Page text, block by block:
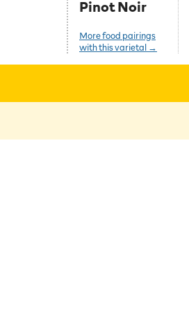
Pinot Noir
More food pairings
with this varietal →